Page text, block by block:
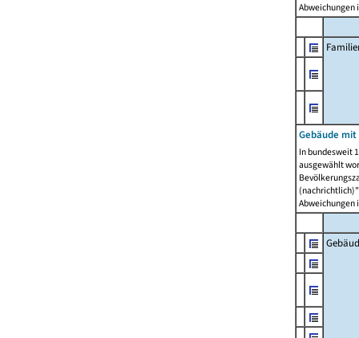
Abweichungen
Gebäude
In bundesweit
ausgewählt
Abweichungen